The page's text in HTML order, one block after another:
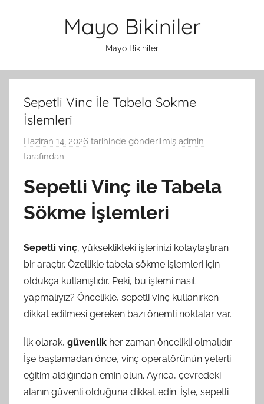
Mayo Bikiniler
Mayo Bikiniler
Sepetli Vinc İle Tabela Sokme
İslemleri
Haziran 14, 2026 tarihinde gönderilmiş admin
tarafından
Sepetli Vinç ile Tabela
Sökme İşlemleri
Sepetli vinç, yükseklikteki işlerinizi kolaylaştıran
bir araçtır. Özellikle tabela sökme işlemleri için
oldukça kullanışlıdır. Peki, bu işlemi nasıl
yapmalıyız? Öncelikle, sepetli vinç kullanırken
dikkat edilmesi gereken bazı önemli noktalar var.
İlk olarak, güvenlik her zaman öncelikli olmalıdır.
İşe başlamadan önce, vinç operatörünün yeterli
eğitim aldığından emin olun. Ayrıca, çevredeki
alanın güvenli olduğuna dikkat edin. İşte, sepetli